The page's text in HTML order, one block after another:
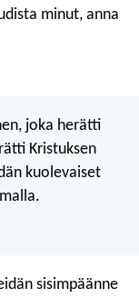
minut, anna
joka herätti
Kristuksen
kuolevaiset
sisimpäänne